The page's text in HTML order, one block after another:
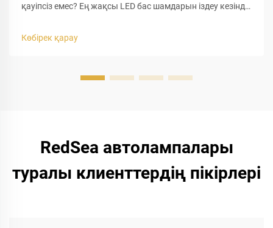
қауіпсіз емес? Ең жақсы LED бас шамдарын іздеу кезінде
бірінші сипаттама болып табылады. Жоғары люмен
көрсеткіштері әрине әсерлі болып көрінеді, бірақ шынайы
Көбірек қарау
RedSea автолампалары
туралы клиенттердің пікірлері